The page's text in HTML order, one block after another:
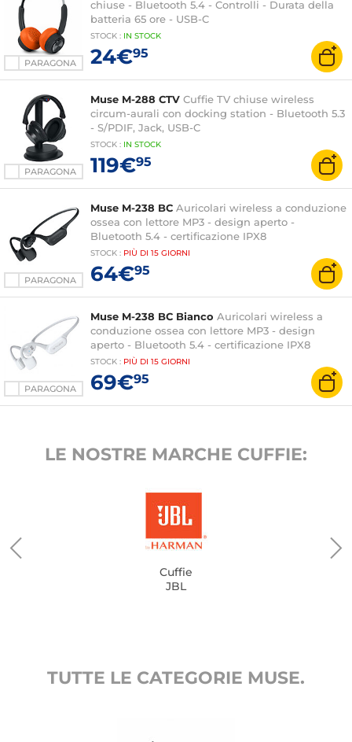
PARAGONA
chiuse - Bluetooth 5.4 - Controlli - Durata della
batteria 65 ore - USB-C
STOCK : IN STOCK
24€95
PARAGONA
Muse M-288 CTV Cuffie TV chiuse wireless
circum-aurali con docking station - Bluetooth 5.3
- S/PDIF, Jack, USB-C
STOCK : IN STOCK
119€95
PARAGONA
Muse M-238 BC Auricolari wireless a conduzione
ossea con lettore MP3 - design aperto -
Bluetooth 5.4 - certificazione IPX8
STOCK : PIÙ DI 15 GIORNI
64€95
PARAGONA
Muse M-238 BC Bianco Auricolari wireless a
conduzione ossea con lettore MP3 - design
aperto - Bluetooth 5.4 - certificazione IPX8
STOCK : PIÙ DI 15 GIORNI
69€95
LE NOSTRE MARCHE CUFFIE:
Cuffie
JBL
TUTTE LE CATEGORIE MUSE.